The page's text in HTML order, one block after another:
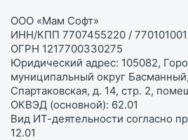
ООО «Мам Софт»
ИНН/КПП 7707455220 / 770101001
ОГРН 1217700330275
Юридический адрес: 105082,
муниципальный округ
Спартаковская, д. 14, стр. 2,
ОКВЭД (основной): 62.01
Вид ИТ-деятельности согласно
12.01